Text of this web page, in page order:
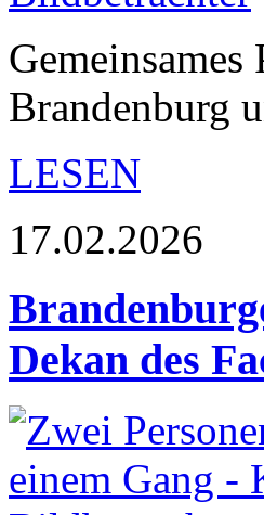
Brandenburg
LESEN
17.02.2026
Dekan des